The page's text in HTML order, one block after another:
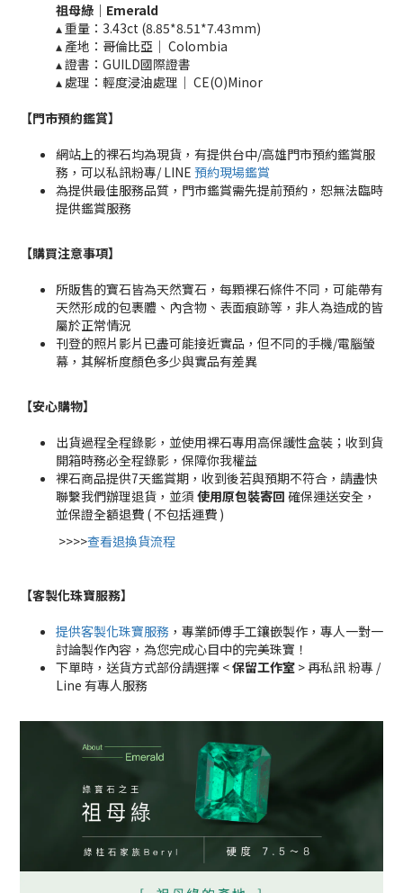
祖母綠｜Emerald​
▴ 重量：3.43ct (8.85*8.51*7.43mm)​
▴ 產地：哥倫比亞｜ Colombia
▴ 證書：GUILD國際證書
▴ 處理：輕度浸油處理｜ CE(O)Minor
【門市預約鑑賞】
網站上的裸石均為現貨，有提供台中/高雄門市預約鑑賞服
務，可以私訊粉專/ LINE 預約現場鑑賞
為提供最佳服務品質，門市鑑賞需先提前預約，恕無法臨時
提供鑑賞服務
【購買注意事項】
所販售的寶石皆為天然寶石，每顆裸石條件不同，可能帶有
天然形成的包裹體、內含物、表面痕跡等，非人為造成的皆
屬於正常情況
刊登的照片影片已盡可能接近實品，但不同的手機/電腦螢
幕，其解析度顏色多少與實品有差異
【安心購物】
出貨過程全程錄影，並使用裸石專用高保護性盒裝；收到貨
開箱時務必全程錄影，保障你我權益
裸石商品提供7天鑑賞期，收到後若與預期不符合，請盡快
聯繫我們辦理退貨，並須 使用原包裝寄回 確保運送安全，
並保證全額退費 ( 不包括運費 )
>>>>查看退換貨流程
【客製化珠寶服務】
提供客製化珠寶服務 ，專業師傅手工鑲嵌製作，專人一對一
討論製作內容，為您完成心目中的完美珠寶！
下單時，送貨方式部份請選擇 <保留工作室 > 再私訊 粉專 /
Line 有專人服務